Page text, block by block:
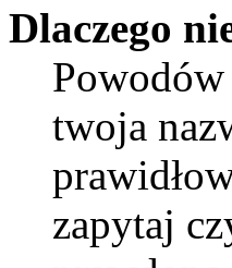
Dlaczego
twoja
zapytaj